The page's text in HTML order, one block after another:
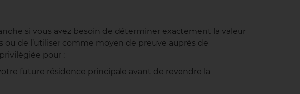
si vous avez besoin de déterminer exactement la valeur
ou de l’utiliser comme moyen de preuve auprès de
pour :
future résidence principale avant de revendre la